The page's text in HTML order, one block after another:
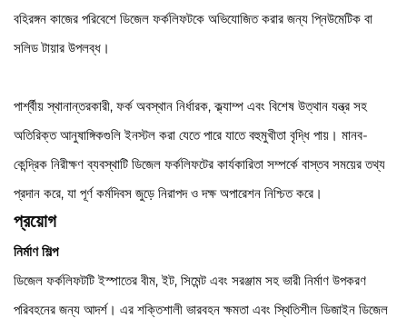
বহিরঙ্গন কাজের পরিবেশে ডিজেল ফর্কলিফটকে অভিযোজিত করার জন্য প্নিউমেটিক বা
সলিড টায়ার উপলব্ধ।
পার্শ্বীয় স্থানান্তরকারী, ফর্ক অবস্থান নির্ধারক, ক্ল্যাম্প এবং বিশেষ উত্থান যন্ত্র সহ
অতিরিক্ত আনুষাঙ্গিকগুলি ইনস্টল করা যেতে পারে যাতে বহুমুখীতা বৃদ্ধি পায়। মানব-
কেন্দ্রিক নিরীক্ষণ ব্যবস্থাটি ডিজেল ফর্কলিফটের কার্যকারিতা সম্পর্কে বাস্তব সময়ের তথ্য
প্রদান করে, যা পূর্ণ কর্মদিবস জুড়ে নিরাপদ ও দক্ষ অপারেশন নিশ্চিত করে।
প্রয়োগ
নির্মাণ শিল্প
ডিজেল ফর্কলিফটটি ইস্পাতের বীম, ইট, সিমেন্ট এবং সরঞ্জাম সহ ভারী নির্মাণ উপকরণ
পরিবহনের জন্য আদর্শ। এর শক্তিশালী ভারবহন ক্ষমতা এবং স্থিতিশীল ডিজাইন ডিজেল